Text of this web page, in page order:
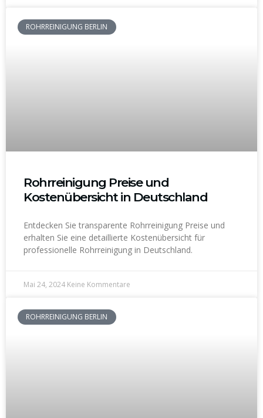
ROHRREINIGUNG BERLIN
Rohrreinigung Preise und
Kostenübersicht in Deutschland
Entdecken Sie transparente Rohrreinigung Preise und
erhalten Sie eine detaillierte Kostenübersicht für
professionelle Rohrreinigung in Deutschland.
Mai 24, 2024 Keine Kommentare
ROHRREINIGUNG BERLIN